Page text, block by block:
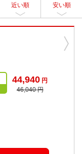
近い順 安い順
44,940 円
46,040 円